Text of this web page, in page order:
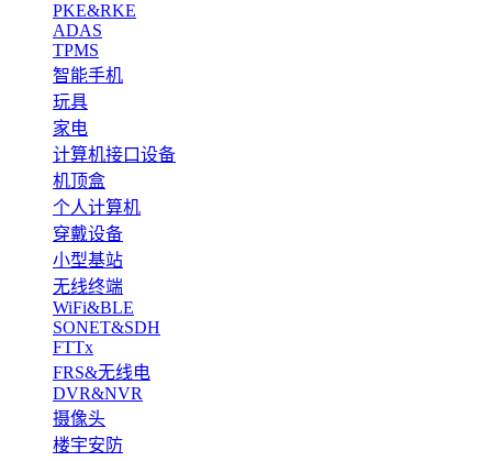
PKE&RKE
ADAS
TPMS
智能手机
玩具
家电
计算机接口设备
机顶盒
个人计算机
穿戴设备
小型基站
无线终端
WiFi&BLE
SONET&SDH
FTTx
FRS&无线电
DVR&NVR
摄像头
楼宇安防